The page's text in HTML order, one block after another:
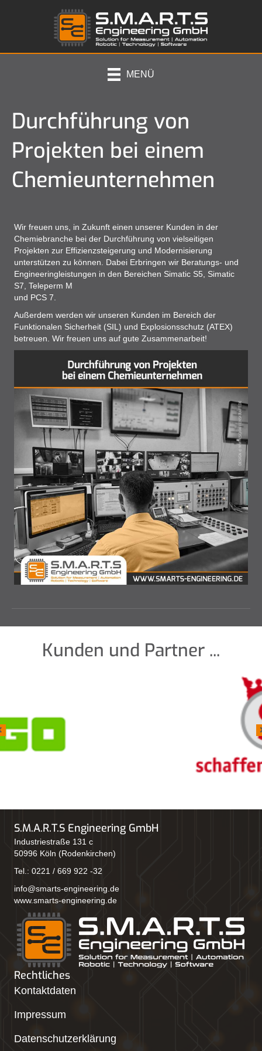
MENÜ
Durchführung von
Projekten bei einem
Chemieunternehmen
Wir freuen uns, in Zukunft einen unserer Kunden in der
Chemiebranche bei der Durchführung von vielseitigen
Projekten zur Effizienzsteigerung und Modernisierung
unterstützen zu können. Dabei Erbringen wir Beratungs- und
Engineeringleistungen in den Bereichen Simatic S5, Simatic
S7, Teleperm M
und PCS 7.
Außerdem werden wir unseren Kunden im Bereich der
Funktionalen Sicherheit (SIL) und Explosionsschutz (ATEX)
betreuen. Wir freuen uns auf gute Zusammenarbeit!
Kunden und Partner ...
S.M.A.R.T.S Engineering GmbH
Industriestraße 131 c
50996 Köln (Rodenkirchen)
Tel.: 0221 / 669 922 -32
info@smarts-engineering.de
www.smarts-engineering.de
Rechtliches
Kontaktdaten
Impressum
Datenschutzerklärung